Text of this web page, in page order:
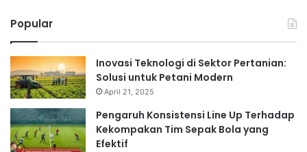
Popular
Inovasi Teknologi di Sektor Pertanian:
Solusi untuk Petani Modern
April 21, 2025
Pengaruh Konsistensi Line Up Terhadap
Kekompakan Tim Sepak Bola yang
Efektif